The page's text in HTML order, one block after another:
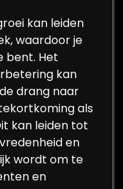
kan leiden
waardoor je
bent. Het
kan
drang naar
als
kan leiden tot
en
wordt om te
en